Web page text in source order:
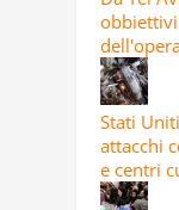
Stati
attacchi
e centri